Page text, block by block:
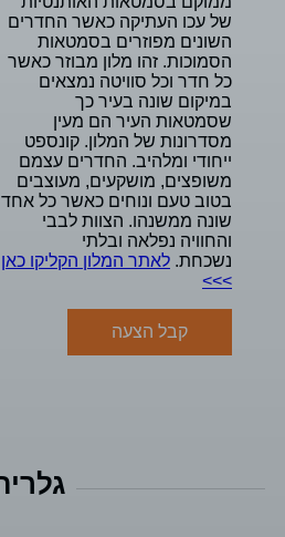
של עכו העתיקה כאשר החדרים
השונים מפוזרים בסמטאות
הסמוכות. זהו מלון מבוזר כאשר
כל חדר וכל סוויטה נמצאים
במיקום שונה בעיר כך
שסמטאות העיר הם מעין
מסדרונות של המלון. קונספט
ייחודי ומלהיב. החדרים עצמם
משופצים, מושקעים, מעוצבים
בטוב טעם ונוחים כאשר כל אחד
שונה ממשנהו. הצוות לבבי
והחוויה נפלאה ובלתי
נשכחת.לאתר המלון הקליקו כאן
>>>
קבל הצעה
גלריה